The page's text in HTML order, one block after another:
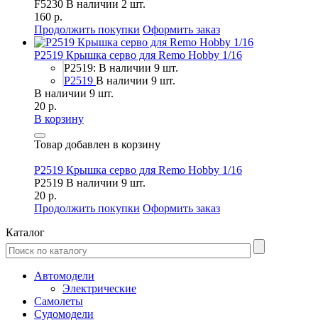
F5230 В наличии 2 шт.
160 р.
Продолжить покупки Оформить заказ
P2519 Крышка серво для Remo Hobby 1/16
P2519: В наличии 9 шт.
P2519 В наличии 9 шт.
В наличии 9 шт.
20 р.
В корзину
Товар добавлен в корзину
P2519 Крышка серво для Remo Hobby 1/16
P2519 В наличии 9 шт.
20 р.
Продолжить покупки Оформить заказ
Каталог
Автомодели
Электрические
Самолеты
Судомодели